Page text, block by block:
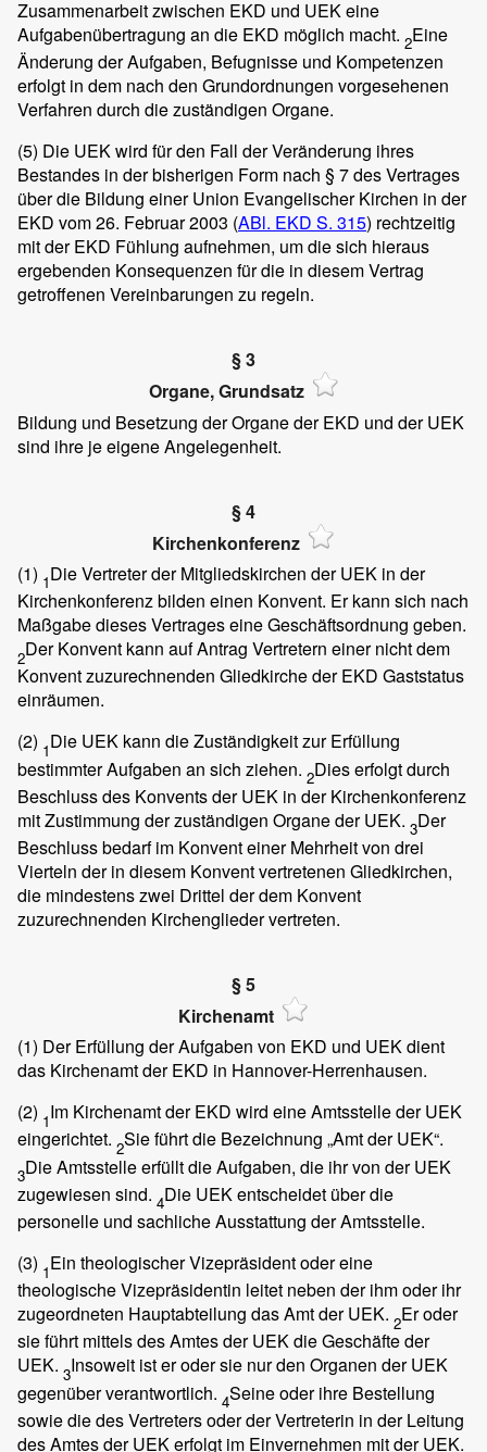
Zusammenarbeit zwischen EKD und UEK eine
Aufgabenübertragung an die EKD möglich macht. 2Eine
Änderung der Aufgaben, Befugnisse und Kompetenzen
erfolgt in dem nach den Grundordnungen vorgesehenen
Verfahren durch die zuständigen Organe.
(5) Die UEK wird für den Fall der Veränderung ihres
Bestandes in der bisherigen Form nach § 7 des Vertrages
über die Bildung einer Union Evangelischer Kirchen in der
EKD vom 26. Februar 2003 (ABl. EKD S. 315) rechtzeitig
mit der EKD Fühlung aufnehmen, um die sich hieraus
ergebenden Konsequenzen für die in diesem Vertrag
getroffenen Vereinbarungen zu regeln.
§ 3
Organe, Grundsatz
Bildung und Besetzung der Organe der EKD und der UEK
sind ihre je eigene Angelegenheit.
§ 4
Kirchenkonferenz
(1) 1Die Vertreter der Mitgliedskirchen der UEK in der
Kirchenkonferenz bilden einen Konvent. Er kann sich nach
Maßgabe dieses Vertrages eine Geschäftsordnung geben.
2Der Konvent kann auf Antrag Vertretern einer nicht dem
Konvent zuzurechnenden Gliedkirche der EKD Gaststatus
einräumen.
(2) 1Die UEK kann die Zuständigkeit zur Erfüllung
bestimmter Aufgaben an sich ziehen. 2Dies erfolgt durch
Beschluss des Konvents der UEK in der Kirchenkonferenz
mit Zustimmung der zuständigen Organe der UEK. 3Der
Beschluss bedarf im Konvent einer Mehrheit von drei
Vierteln der in diesem Konvent vertretenen Gliedkirchen,
die mindestens zwei Drittel der dem Konvent
zuzurechnenden Kirchenglieder vertreten.
§ 5
Kirchenamt
(1) Der Erfüllung der Aufgaben von EKD und UEK dient
das Kirchenamt der EKD in Hannover-Herrenhausen.
(2) 1Im Kirchenamt der EKD wird eine Amtsstelle der UEK
eingerichtet. 2Sie führt die Bezeichnung „Amt der UEK“.
3Die Amtsstelle erfüllt die Aufgaben, die ihr von der UEK
zugewiesen sind. 4Die UEK entscheidet über die
personelle und sachliche Ausstattung der Amtsstelle.
(3) 1Ein theologischer Vizepräsident oder eine
theologische Vizepräsidentin leitet neben der ihm oder ihr
zugeordneten Hauptabteilung das Amt der UEK. 2Er oder
sie führt mittels des Amtes der UEK die Geschäfte der
UEK. 3Insoweit ist er oder sie nur den Organen der UEK
gegenüber verantwortlich. 4Seine oder ihre Bestellung
sowie die des Vertreters oder der Vertreterin in der Leitung
des Amtes der UEK erfolgt im Einvernehmen mit der UEK.